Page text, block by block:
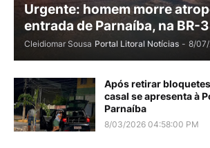
Urgente: homem morre
entrada de Parnaíba, na BR-
Cleidiomar Sousa Portal Litoral Notícias - 8/
Após retirar
casal se apresenta à
Parnaíba
8/03/2026 04:58:00 PM